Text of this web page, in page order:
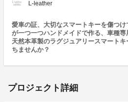
L-leather
愛車の証、大切なスマートキーを傷つ
が一つ一つハンドメイドで作る、車種
天然本革製のラグジュアリースマート
ちませんか？
プロジェクト詳細